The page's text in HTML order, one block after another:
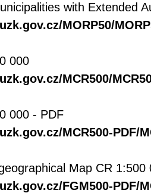
with Extended
MORP50/
000
MCR500/
000 - PDF
MCR500-PDF/
Map CR 1:500
FGM500-PDF/